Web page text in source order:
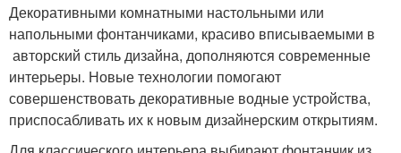
Декоративными комнатными настольными или
напольными фонтанчиками, красиво вписываемыми в
авторский стиль дизайна, дополняются современные
интерьеры. Новые технологии помогают
совершенствовать декоративные водные устройства,
приспосабливать их к новым дизайнерским открытиям.